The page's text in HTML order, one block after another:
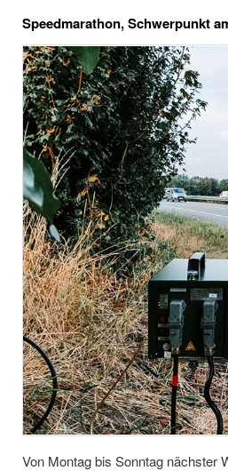
Speedmarathon, Schwerpunkt
Von Montag bis Sonntag nächster